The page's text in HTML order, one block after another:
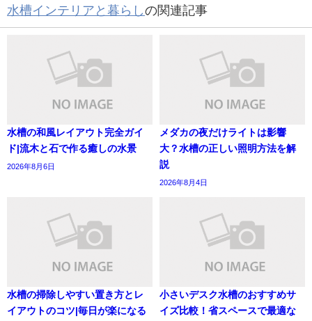
水槽インテリアと暮らしの関連記事
水槽の和風レイアウト完全ガイ
ド|流木と石で作る癒しの水景
2026年8月6日
メダカの夜だけライトは影響
大？水槽の正しい照明方法を解
説
2026年8月4日
水槽の掃除しやすい置き方とレ
イアウトのコツ|毎日が楽になる
小さいデスク水槽のおすすめサ
イズ比較！省スペースで最適な